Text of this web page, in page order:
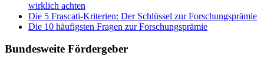
wirklich achten
Die 5 Frascati-Kriterien: Der Schlüssel zur Forschungsprämie
Die 10 häufigsten Fragen zur Forschungsprämie
Bundesweite Fördergeber